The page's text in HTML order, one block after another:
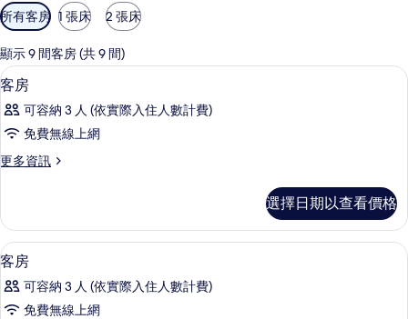
可
用
的
客
房
篩
選
件
所有客房 1 張床 2 張床
顯示 9 間客房 (共 9 間)
顯
示
客
的
有
相
片
客房內保險箱、遮光布/窗簾、隔音、
6
客房
可容納 3 人 (依實際入住人數計費)
免費無線上網
更多資訊
更
的
詳
情
選擇日期以查看價格
顯
示
客
客房內保險箱、遮光布/窗簾、隔音、
7
客房
可容納 3 人 (依實際入住人數計費)
免費無線上網